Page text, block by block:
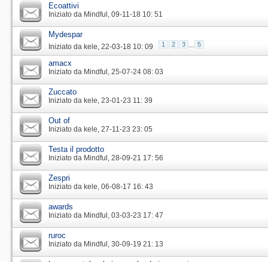
Ecoattivi
Iniziato da Mindful‎, 09-11-18 10: 51
Mydespar
Iniziato da kele‎, 22-03-18 10: 09 1 2 3 ... 5
amacx
Iniziato da Mindful‎, 25-07-24 08: 03
Zuccato
Iniziato da kele‎, 23-01-23 11: 39
Out of
Iniziato da kele‎, 27-11-23 23: 05
Testa il prodotto
Iniziato da Mindful‎, 28-09-21 17: 56
Zespri
Iniziato da kele‎, 06-08-17 16: 43
awards
Iniziato da Mindful‎, 03-03-23 17: 47
ruroc
Iniziato da Mindful‎, 30-09-19 21: 13